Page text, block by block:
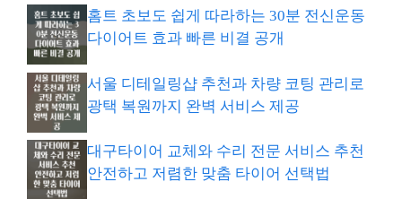
홈트 초보도 쉽게 따라하는 30분 전신운동
다이어트 효과 빠른 비결 공개
서울 디테일링샵 추천과 차량 코팅 관리로
광택 복원까지 완벽 서비스 제공
대구타이어 교체와 수리 전문 서비스 추천
안전하고 저렴한 맞춤 타이어 선택법